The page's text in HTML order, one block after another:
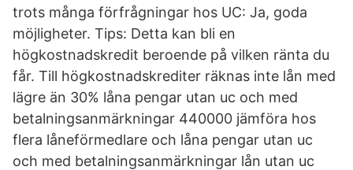
trots många förfrågningar hos UC: Ja, goda
möjligheter. Tips: Detta kan bli en
högkostnadskredit beroende på vilken ränta du
får. Till högkostnadskrediter räknas inte lån med
lägre än 30% låna pengar utan uc och med
betalningsanmärkningar 440000 jämföra hos
flera låneförmedlare och låna pengar utan uc
och med betalningsanmärkningar lån utan uc